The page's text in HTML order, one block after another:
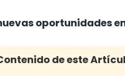
oportunidades
de este